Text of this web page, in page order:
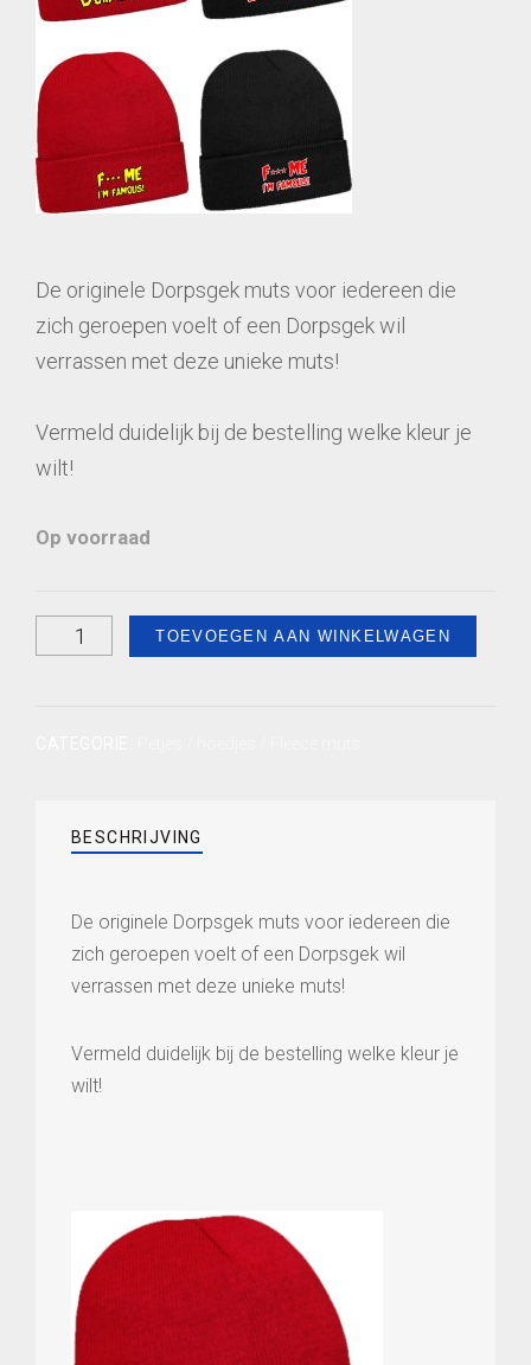
De originele Dorpsgek muts voor iedereen die
zich geroepen voelt of een Dorpsgek wil
verrassen met deze unieke muts!
Vermeld duidelijk bij de bestelling welke kleur je
wilt!
Op voorraad
Dorpsgek
aantal
TOEVOEGEN AAN WINKELWAGEN
BESCHRIJVING
De originele Dorpsgek muts voor iedereen die
zich geroepen voelt of een Dorpsgek wil
verrassen met deze unieke muts!
Vermeld duidelijk bij de bestelling welke kleur je
wilt!